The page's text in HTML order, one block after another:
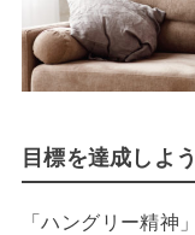
目標を達成しよ
「ハングリー精神